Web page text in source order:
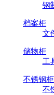
钢
档案柜
文
储物柜
工
不锈钢柜
不